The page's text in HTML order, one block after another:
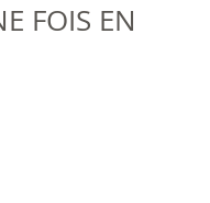
FOIS EN